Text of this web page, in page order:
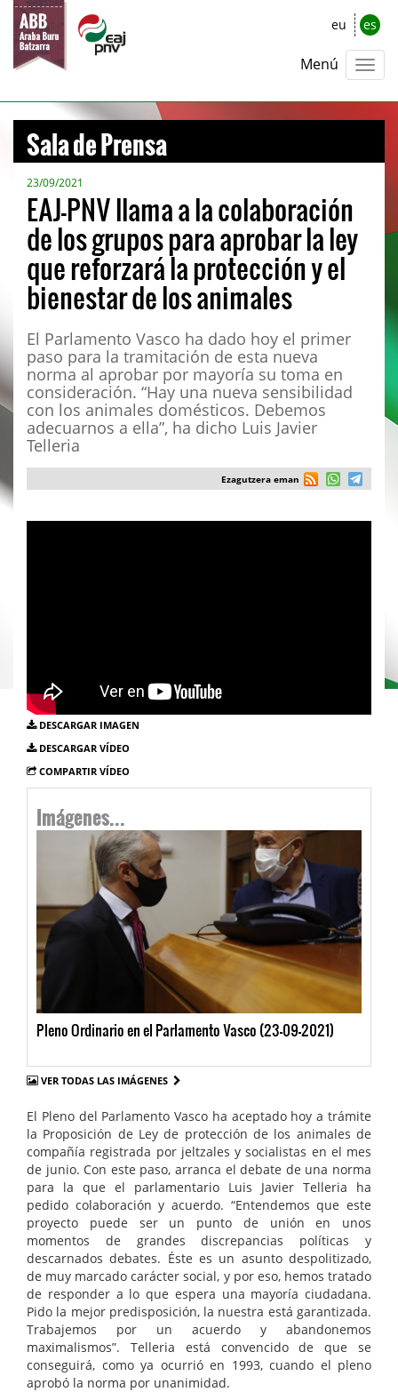
eu es
Menú
Sala de Prensa
23/09/2021
EAJ-PNV llama a la colaboración
de los grupos para aprobar la ley
que reforzará la protección y el
bienestar de los animales
El Parlamento Vasco ha dado hoy el primer
paso para la tramitación de esta nueva
norma al aprobar por mayoría su toma en
consideración. “Hay una nueva sensibilidad
con los animales domésticos. Debemos
adecuarnos a ella”, ha dicho Luis Javier
Telleria
Ezagutzera eman
DESCARGAR IMAGEN
DESCARGAR VÍDEO
COMPARTIR VÍDEO
Imágenes...
Pleno Ordinario en el Parlamento Vasco (23-09-2021)
VER TODAS LAS IMÁGENES
El Pleno del Parlamento Vasco ha aceptado hoy a trámite
la Proposición de Ley de protección de los animales de
compañía registrada por jeltzales y socialistas en el mes
de junio. Con este paso, arranca el debate de una norma
para la que el parlamentario Luis Javier Telleria ha
pedido colaboración y acuerdo. “Entendemos que este
proyecto puede ser un punto de unión en unos
momentos de grandes discrepancias políticas y
descarnados debates. Éste es un asunto despolitizado,
de muy marcado carácter social, y por eso, hemos tratado
de responder a lo que espera una mayoría ciudadana.
Pido la mejor predisposición, la nuestra está garantizada.
Trabajemos por un acuerdo y abandonemos
maximalismos”. Telleria está convencido de que se
conseguirá, como ya ocurrió en 1993, cuando el pleno
aprobó la norma por unanimidad.